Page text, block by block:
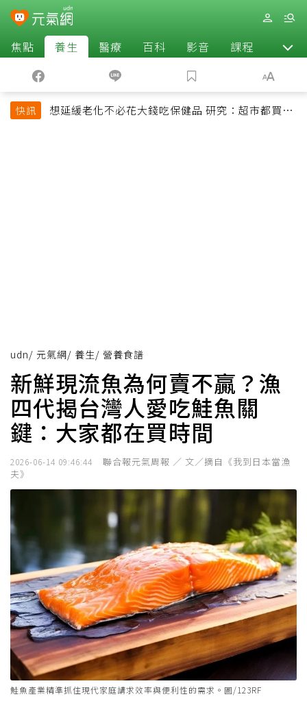
焦點 養生 醫療 百科 影音 課程 退休
快訊
想延緩老化不必花大錢吃保健品 研究：超市都買得
udn/ 元氣網/ 養生/ 營養食譜
新鮮現流魚為何賣不贏？漁
四代揭台灣人愛吃鮭魚關
鍵：大家都在買時間
2026-06-14 09:46:44
聯合報元氣周報 ／ 文／摘自《我到日本當漁
夫》
鮭魚產業精準抓住現代家庭講求效率與便利性的需求。圖/123RF